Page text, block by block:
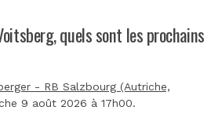
quels sont les prochains
- RB Salzbourg (Autriche,
9 août 2026 à 17h00.